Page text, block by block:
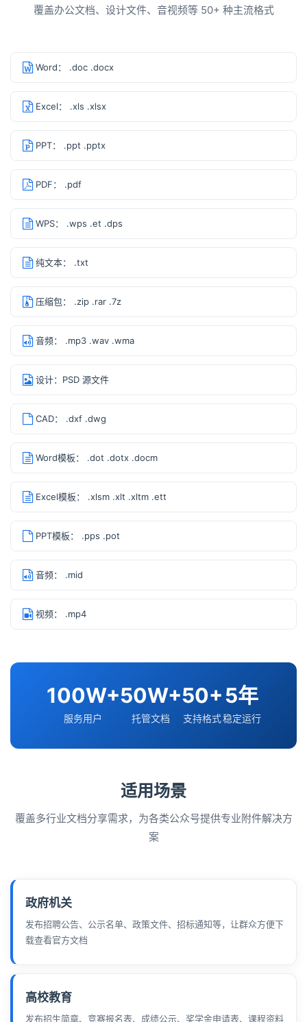
覆盖办公文档、设计文件、音视频等 50+ 种主流格式
Word： .doc .docx
Excel： .xls .xlsx
PPT： .ppt .pptx
PDF： .pdf
WPS： .wps .et .dps
纯文本： .txt
压缩包： .zip .rar .7z
音频： .mp3 .wav .wma
设计：PSD 源文件
CAD： .dxf .dwg
Word模板： .dot .dotx .docm
Excel模板： .xlsm .xlt .xltm .ett
PPT模板： .pps .pot
音频： .mid
视频： .mp4
100W+
服务用户
50W+
托管文档
50+
支持格式
5年
稳定运行
适用场景
覆盖多行业文档分享需求，为各类公众号提供专业附件解决方
案
政府机关
发布招聘公告、公示名单、政策文件、招标通知等，让群众方便下
载查看官方文档
高校教育
发布招生简章、竞赛报名表、成绩公示、奖学金申请表、课程资料